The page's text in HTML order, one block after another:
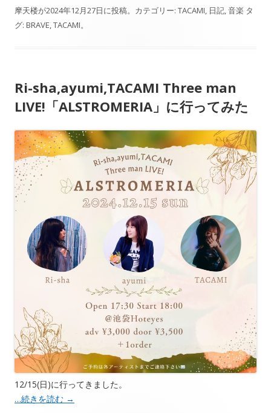
摩天楼が2024年12月27日に投稿。カテゴリー: TACAMI, 日記,音楽 タ
グ: BRAVE,TACAMI。
Ri-sha,ayumi,TACAMI Three man
LIVE!「ALSTROMERIA」に行ってみた
12/15(日)に行ってきました。
…続きを読む →